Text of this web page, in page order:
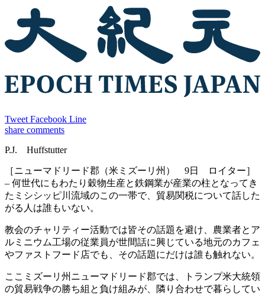
Tweet Facebook Line
share comments
P.J. Huffstutter
［ニューマドリード郡（米ミズーリ州） 9日 ロイター］
– 何世代にもわたり穀物生産と鉄鋼業が産業の柱となってき
たミシシッピ川流域のこの一帯で、貿易関税について話した
がる人は誰もいない。
教会のチャリティー活動では皆その話題を避け、農業者とア
ルミニウム工場の従業員が世間話に興じている地元のカフェ
やファストフード店でも、その話題にだけは誰も触れない。
ここミズーリ州ニューマドリード郡では、トランプ米大統領
の貿易戦争の勝ち組と負け組みが、隣り合わせで暮らしてい